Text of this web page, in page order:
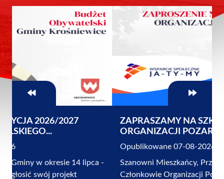
ZAPRASZAMY NA SZKOLENIE DLA
ORGANIZACJI POZARZĄDOWYCH I...
Szanowni Mieszkańcy, Przewodniczący i
Członkowie Organizacji Pozarządowych, Burmistrz